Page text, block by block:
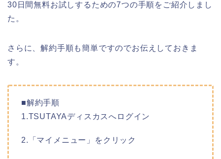
30日間無料お試しするための7つの手順をご紹介しまし
た。
さらに、解約手順も簡単ですのでお伝えしておきま
す。
■解約手順
1.TSUTAYAディスカスへログイン
2.「マイメニュー」をクリック